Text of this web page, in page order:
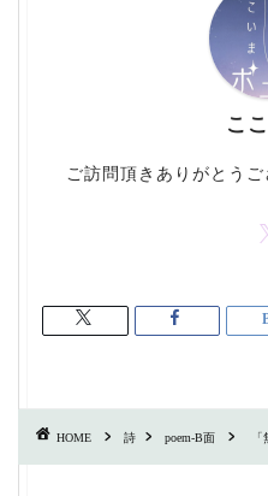
こ
ご訪問頂きありがとうご
HOME 詩 poem-B面